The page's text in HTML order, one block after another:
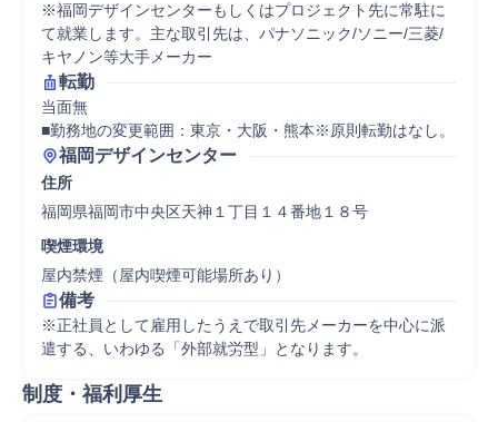
※福岡デザインセンターもしくはプロジェクト先に常駐に
て就業します。主な取引先は、パナソニック/ソニー/三菱/
キヤノン等大手メーカー
転勤
当面無
■勤務地の変更範囲：東京・大阪・熊本※原則転勤はなし。
福岡デザインセンター
住所
福岡県福岡市中央区天神１丁目１４番地１８号
喫煙環境
屋内禁煙（屋内喫煙可能場所あり）
備考
※正社員として雇用したうえで取引先メーカーを中心に派
遣する、いわゆる「外部就労型」となります。
制度・福利厚生